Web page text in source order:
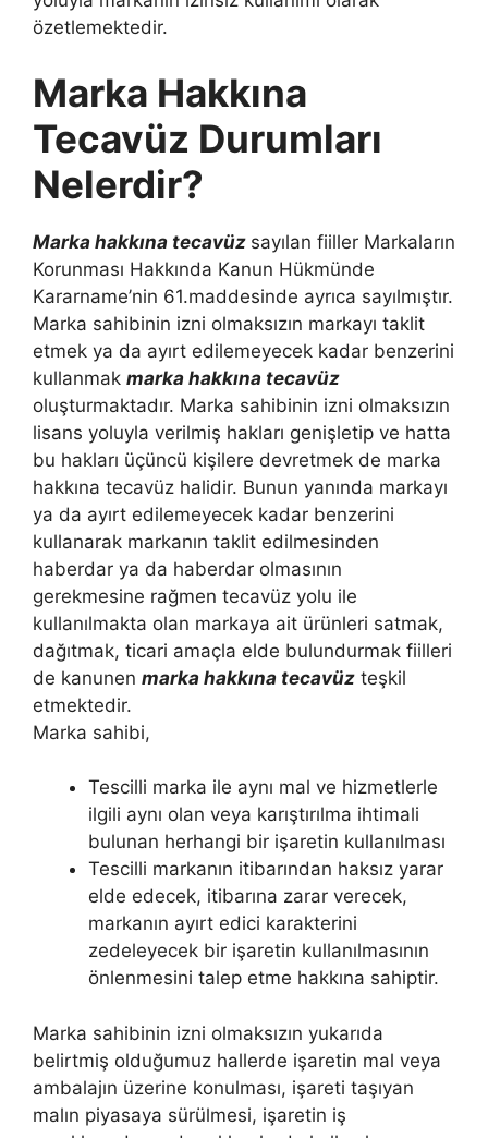
özetlemektedir.
Marka Hakkına
Tecavüz Durumları
Nelerdir?
Marka hakkına tecavüz sayılan fiiller Markaların
Korunması Hakkında Kanun Hükmünde
Kararname’nin 61.maddesinde ayrıca sayılmıştır.
Marka sahibinin izni olmaksızın markayı taklit
etmek ya da ayırt edilemeyecek kadar benzerini
kullanmak marka hakkına tecavüz
oluşturmaktadır. Marka sahibinin izni olmaksızın
lisans yoluyla verilmiş hakları genişletip ve hatta
bu hakları üçüncü kişilere devretmek de marka
hakkına tecavüz halidir. Bunun yanında markayı
ya da ayırt edilemeyecek kadar benzerini
kullanarak markanın taklit edilmesinden
haberdar ya da haberdar olmasının
gerekmesine rağmen tecavüz yolu ile
kullanılmakta olan markaya ait ürünleri satmak,
dağıtmak, ticari amaçla elde bulundurmak fiilleri
de kanunen marka hakkına tecavüz teşkil
etmektedir.
Marka sahibi,
Tescilli marka ile aynı mal ve hizmetlerle
ilgili aynı olan veya karıştırılma ihtimali
bulunan herhangi bir işaretin kullanılması
Tescilli markanın itibarından haksız yarar
elde edecek, itibarına zarar verecek,
markanın ayırt edici karakterini
zedeleyecek bir işaretin kullanılmasının
önlenmesini talep etme hakkına sahiptir.
Marka sahibinin izni olmaksızın yukarıda
belirtmiş olduğumuz hallerde işaretin mal veya
ambalajın üzerine konulması, işareti taşıyan
malın piyasaya sürülmesi, işaretin iş